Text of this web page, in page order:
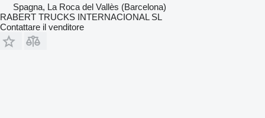
Spagna, La Roca del Vallès (Barcelona)
RABERT TRUCKS INTERNACIONAL SL
Contattare il venditore